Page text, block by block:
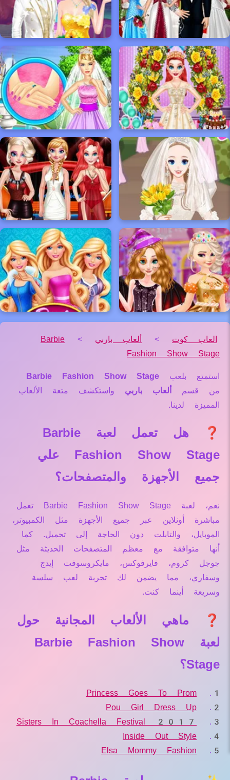
العاب كوت > ألعاب باربي >
Barbie
Fashion Show Stage
استمتع بلعب Barbie Fashion Show Stage
من قسم
ألعاب باربي واستكشف متعة الألعاب
المميزة لدينا.
❓ هل تعمل لعبة Barbie
Fashion Show Stage علي
جميع الأجهزة والمتصفحات؟
نعم، لعبة Barbie Fashion Show Stage تعمل
مباشرة أونلاين عبر جميع الأجهزة مثل الكمبيوتر،
الموبايل، والتابلت دون الحاجة إلى تحميل. كما
أنها متوافقة مع معظم المتصفحات الحديثة مثل
جوجل كروم، فايرفوكس، مايكروسوفت إيدج
وسفاري، مما يضمن لك تجربة لعب سلسة
وسريعة أينما كنت.
❓ ماهي الألعاب المجانية حول
لعبة Barbie Fashion Show
Stage؟
Princess Goes To Prom
Pou Girl Dress Up
Sisters In Coachella Festival 2017
Inside Out Style
Elsa Mommy Fashion